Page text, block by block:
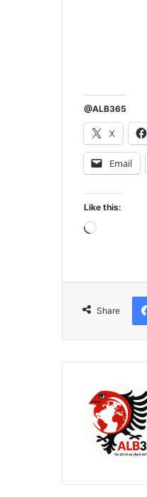
@ALB365
X
Email
Like this:
Loading…
Share